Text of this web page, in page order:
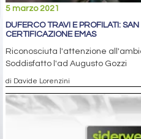
5 marzo 2021
DUFERCO TRAVI E PROFILATI:
CERTIFICAZIONE EMAS
Riconosciuta l'attenzione
Soddisfatto l'ad Augusto Gozzi
di Davide Lorenzini